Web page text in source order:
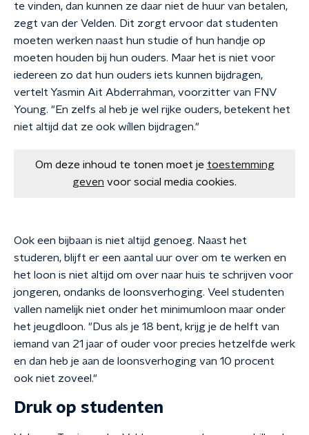
te vinden, dan kunnen ze daar niet de huur van betalen,
zegt van der Velden. Dit zorgt ervoor dat studenten
moeten werken naast hun studie of hun handje op
moeten houden bij hun ouders. Maar het is niet voor
iedereen zo dat hun ouders iets kunnen bijdragen,
vertelt Yasmin Ait Abderrahman, voorzitter van FNV
Young. "En zelfs al heb je wel rijke ouders, betekent het
niet altijd dat ze ook wíllen bijdragen."
Om deze inhoud te tonen moet je toestemming
geven voor social media cookies.
Ook een bijbaan is niet altijd genoeg. Naast het
studeren, blijft er een aantal uur over om te werken en
het loon is niet altijd om over naar huis te schrijven voor
jongeren, ondanks de loonsverhoging. Veel studenten
vallen namelijk niet onder het minimumloon maar onder
het jeugdloon. "Dus als je 18 bent, krijg je de helft van
iemand van 21 jaar of ouder voor precies hetzelfde werk
en dan heb je aan de loonsverhoging van 10 procent
ook niet zoveel."
Druk op studenten